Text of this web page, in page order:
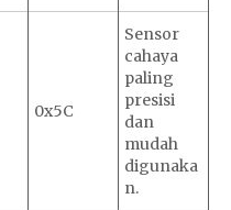
0x5C
Sensor
cahaya
paling
presisi
dan
mudah
digunaka
n.